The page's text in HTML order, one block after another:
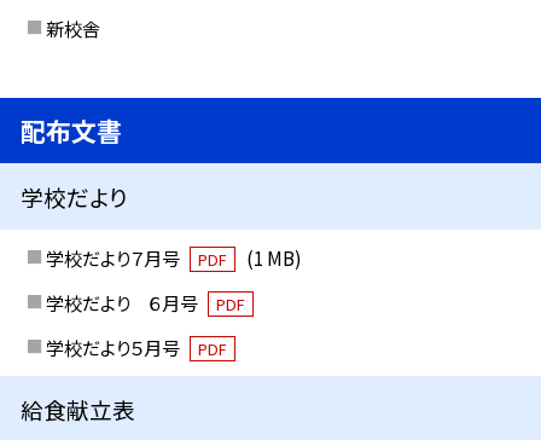
新校舎
配布文書
学校だより
学校だより７月号 PDF
(1 MB)
学校だより ６月号
PDF
学校だより５月号 PDF
給食献立表